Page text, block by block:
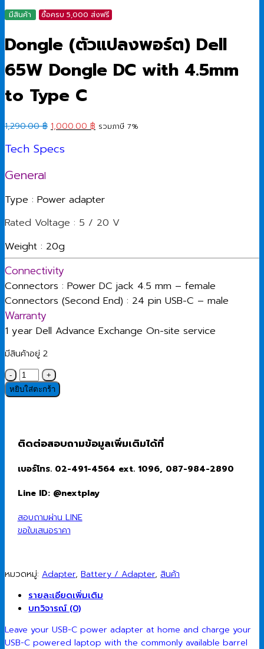
มีสินค้า ซื้อครบ 5,000 ส่งฟรี
Dongle (ตัวแปลงพอร์ต) Dell
65W Dongle DC with 4.5mm
to Type C
1,290.00฿ Original
was:
1,000.00 ฿ Current
รวมภาษี 7%
Tech Specs
General
Type : Power adapter
Rated Voltage : 5 / 20 V
Weight : 20g
Connectivity
Connectors : Power DC jack 4.5 mm – female
Connectors (Second End) : 24 pin USB-C – male
Warranty
1 year Dell Advance Exchange On-site service
มีสินค้าอยู่ 2
จำนวน
Dongle
(ตัว
Dell
Dongle
with
to
Type
หยิบใส่ตะกร้า
ติดต่อสอบถามข้อมูลเพิ่มเติมได้ที่
เบอร์โทร. 02-491-4564 ext. 1096, 087-984-2890
Line ID: @nextplay
สอบถามผ่าน LINE
ขอใบเสนอราคา
หมวดหมู่: Adapter, Battery / Adapter, สินค้า
รายละเอียดเพิ่มเติม
บทวิจารณ์ (0)
Leave your USB-C power adapter at home and charge your
USB-C powered laptop with the commonly available barrel